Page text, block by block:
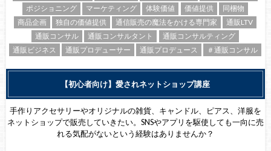
ポジショニング
マーケティング 体験価値 価値提供
同梱物
商品企画
独自の価値提供 通信販売の魔法をかける専門家
通販LTV
通販コンサル
通販コンサルタント
通販コンサルティング
通販ビジネス
通販プロデューサー 通販プロデュース ＃通販コンサル
【初心者向け】愛されネットショップ講座
手作りアクセサリーやオリジナルの雑貨、キャンドル、ピアス、洋服を
ネットショップで販売していきたい。SNSやアプリを駆使しても一向に売
れる気配がないという経験はありませんか？